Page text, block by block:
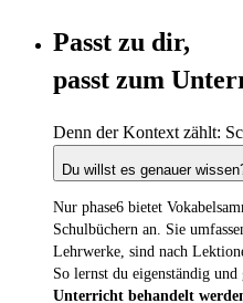
Passt zu dir,
passt zum
Denn der Kontext zählt:
Du willst es genauer
Nur phase6 bietet
Schulbüchern an. Sie
Lehrwerke, sind nach
So lernst du eigenständig und
Unterricht behandelt